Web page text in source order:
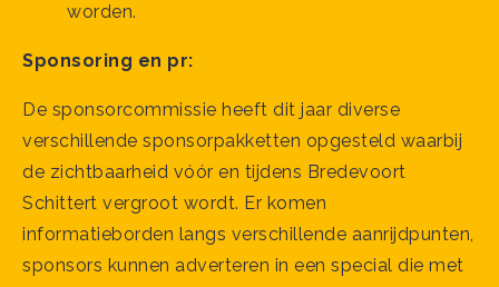
worden.
Sponsoring en pr:
De sponsorcommissie heeft dit jaar diverse
verschillende sponsorpakketten opgesteld waarbij
de zichtbaarheid vóór en tijdens Bredevoort
Schittert vergroot wordt. Er komen
informatieborden langs verschillende aanrijdpunten,
sponsors kunnen adverteren in een special die met